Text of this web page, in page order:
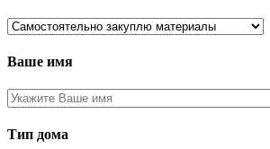
Ваше имя
Тип дома